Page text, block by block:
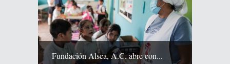
Fundación Alsea, A.C. abre con...